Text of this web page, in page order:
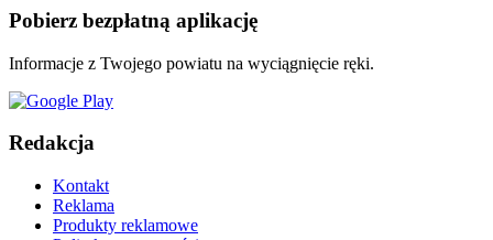
Pobierz bezpłatną aplikację
Informacje z Twojego powiatu na wyciągnięcie ręki.
Redakcja
Kontakt
Reklama
Produkty reklamowe